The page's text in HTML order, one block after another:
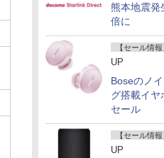
熊本地震発
倍に
【セール情報
UP
Boseのノ
グ搭載イヤ
セール
【セール情報
UP